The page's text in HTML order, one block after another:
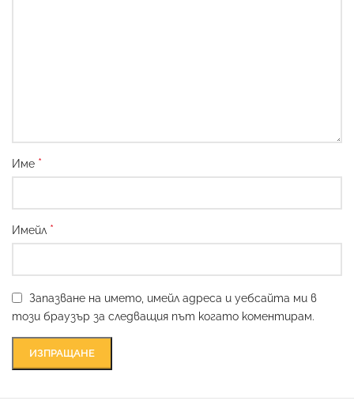
Име *
Имейл *
Запазване на името, имейл адреса и уебсайта ми в
този браузър за следващия път когато коментирам.